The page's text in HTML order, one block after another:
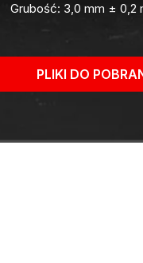
Grubość: 3,0 mm ± 0,2
PLIKI DO